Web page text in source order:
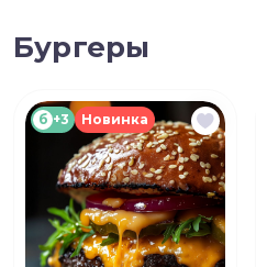
Бургеры
б +3 Новинка